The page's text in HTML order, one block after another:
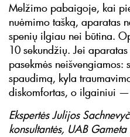
Melžimo pabaigoje, kai
nuėmimo tašką, aparatas
spenių ilgiau nei būtina.
10 sekundžių. Jei
pasekmės
spaudimą, kyla
diskomfortas, o ilgainiui
Ekspertės Julijos
konsultantės, UAB Gameta